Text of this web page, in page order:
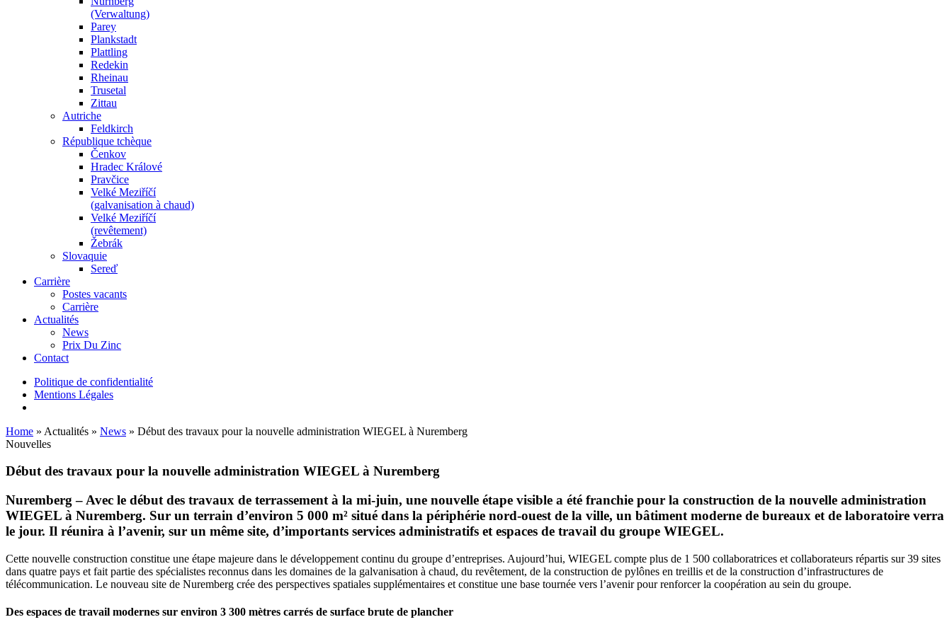
(Verwaltung)
Parey
Plankstadt
Plattling
Redekin
Rheinau
Trusetal
Zittau
Autriche
Feldkirch
République tchèque
Čenkov
Hradec Králové
Pravčice
Velké Meziříčí
(galvanisation à chaud)
Velké Meziříčí
(revêtement)
Žebrák
Slovaquie
Sereď
Carrière
Postes vacants
Carrière
Actualités
News
Prix Du Zinc
Contact
Politique de confidentialité
Mentions Légales
Home » Actualités » News » Début des travaux pour la nouvelle administration WIEGEL à Nuremberg
Nouvelles
Début des travaux pour la nouvelle administration WIEGEL à Nuremberg
Nuremberg – Avec le début des travaux de terrassement à la mi-juin, une nouvelle étape visible a été franchie pour la construction de la nouvelle administration
WIEGEL à Nuremberg. Sur un terrain d’environ 5 000 m² situé dans la périphérie nord-ouest de la ville, un bâtiment moderne de bureaux et de laboratoire verra
le jour. Il réunira à l’avenir, sur un même site, d’importants services administratifs et espaces de travail du groupe WIEGEL.
Cette nouvelle construction constitue une étape majeure dans le développement continu du groupe d’entreprises. Aujourd’hui, WIEGEL compte plus de 1 500 collaboratrices et collaborateurs répartis sur 39 sites
dans quatre pays et fait partie des spécialistes reconnus dans les domaines de la galvanisation à chaud, du revêtement, de la construction de pylônes en treillis et de la construction d’infrastructures de
télécommunication. Le nouveau site de Nuremberg crée des perspectives spatiales supplémentaires et constitue une base tournée vers l’avenir pour renforcer la coopération au sein du groupe.
Des espaces de travail modernes sur environ 3 300 mètres carrés de surface brute de plancher